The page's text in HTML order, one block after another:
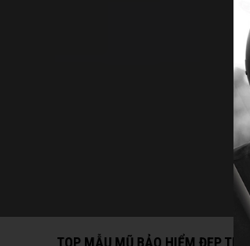
TOP MẪU MŨ BẢO HIỂM ĐẸP